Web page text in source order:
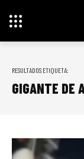
RESULTADOS ETIQUETA:
GIGANTE DE